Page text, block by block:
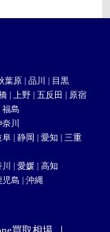
葉原 | 品川 | 目黒
| 上野 | 五反田 | 原宿
福島
川
| 静岡 | 愛知 | 三重
| 愛媛 | 高知
児島 | 沖縄